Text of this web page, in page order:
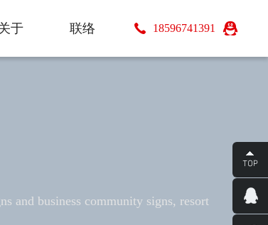
18596741391
于
联络
and business community signs, resort